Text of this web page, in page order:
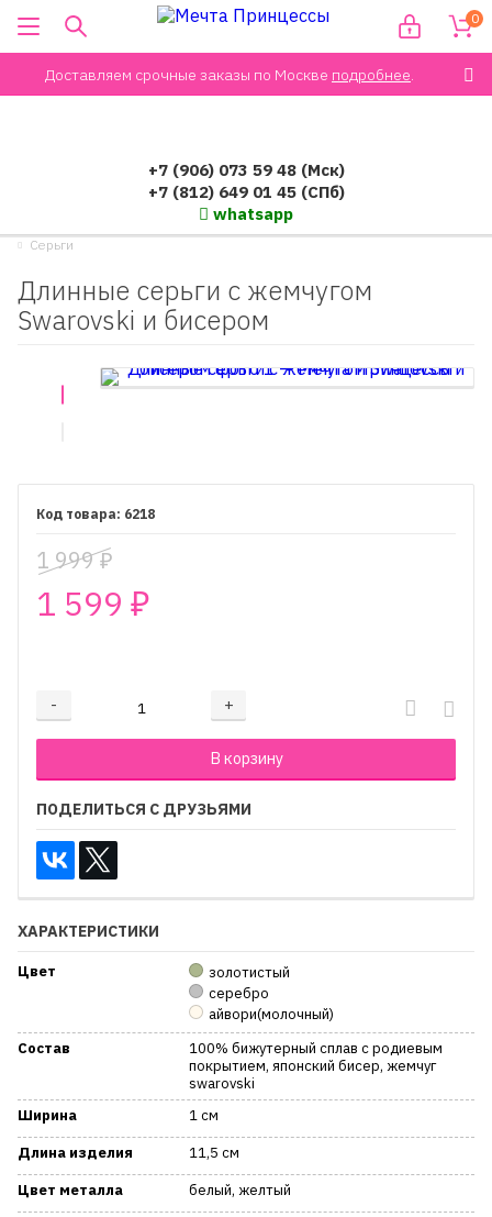
Доставляем срочные заказы по Москве подробнее.
0
+7 (906) 073 59 48 (Мск)
+7 (812) 649 01 45 (СПб)
whatsapp
Серьги
Длинные серьги с жемчугом
Swarovski и бисером
6218
1 999₽
1 599 ₽
- +
Добавляется...
В корзину
Добавлен
ПОДЕЛИТЬСЯ С ДРУЗЬЯМИ
ХАРАКТЕРИСТИКИ
Цвет
золотистый
серебро
айвори(молочный)
Состав
100% бижутерный сплав с родиевым
покрытием, японский бисер, жемчуг
swarovski
Ширина
1 см
Длина изделия
11,5 см
Цвет металла
белый, желтый